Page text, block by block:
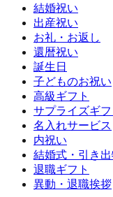
結婚祝い
出産祝い
お礼・お返し
還暦祝い
誕生日
子どものお祝い
高級ギフト
サプライズギフ
名入れサービス
内祝い
結婚式・引き出
退職ギフト
異動・退職挨拶